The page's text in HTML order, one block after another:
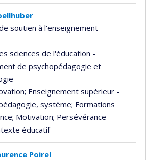
soutien à l'enseignement -
sciences de l'éducation -
de psychopédagogie et
; Enseignement supérieur -
système; Formations
; Motivation; Persévérance
éducatif
Poirel